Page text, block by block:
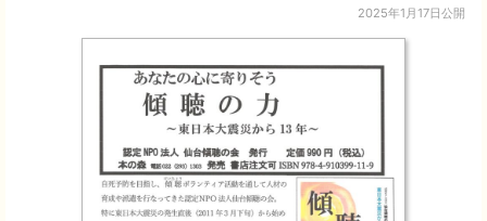
2025年1月17日公開